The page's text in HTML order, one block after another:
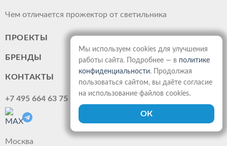
Чем отличается прожектор от светильника
ПРОЕКТЫ
БРЕНДЫ
КОНТАКТЫ
+7 495 664 63 75
Москва
Мы используем cookies для улучшения
работы сайта. Подробнее — в политике
конфиденциальности. Продолжая
пользоваться сайтом, вы даёте согласие
на использование файлов cookies.